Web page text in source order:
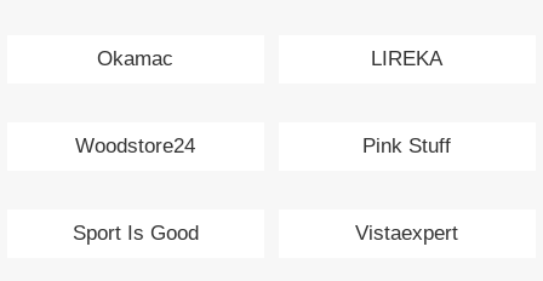
Okamac LIREKA
Woodstore24 Pink Stuff
Sport Is Good Vistaexpert